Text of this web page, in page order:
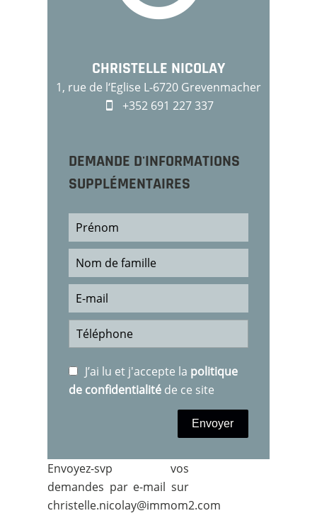
CHRISTELLE NICOLAY
1, rue de l‘Eglise L-6720 Grevenmacher
+352 691 227 337
DEMANDE D'INFORMATIONS
SUPPLÉMENTAIRES
J’ai lu et j'accepte la politique
de confidentialité de ce site
Envoyer
Envoyez-svp vos
demandes par e-mail sur
christelle.nicolay@immom2.com